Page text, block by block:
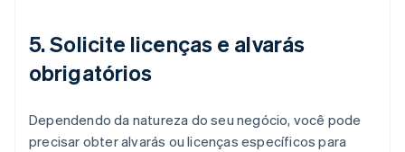
5. Solicite licenças e alvarás
obrigatórios
Dependendo da natureza do seu negócio, você pode
precisar obter alvarás ou licenças específicos para